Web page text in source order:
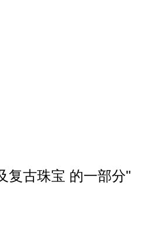
复古珠宝 的一部分"